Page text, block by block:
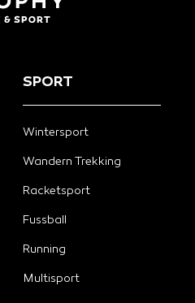
SPORT
Wintersport
Wandern Trekking
Racketsport
Fussball
Running
Multisport